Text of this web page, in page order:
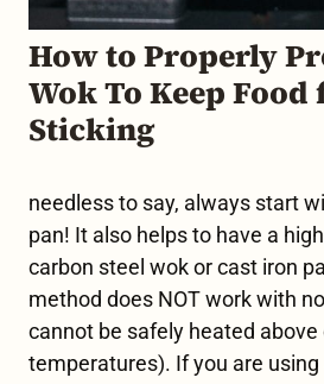
How to Properly
Wok To Keep
Sticking
needless to say, always start
pan! It also helps to have a
carbon steel wok or cast iron
method does NOT work with
cannot be safely heated above
temperatures). If you are using